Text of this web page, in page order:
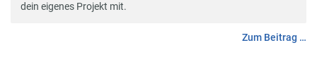
dein eigenes Projekt mit.
Zum Beitrag …